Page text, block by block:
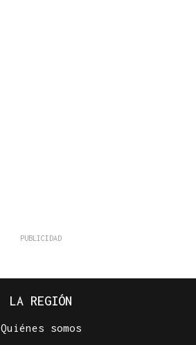
LA REGIÓN
Quiénes somos